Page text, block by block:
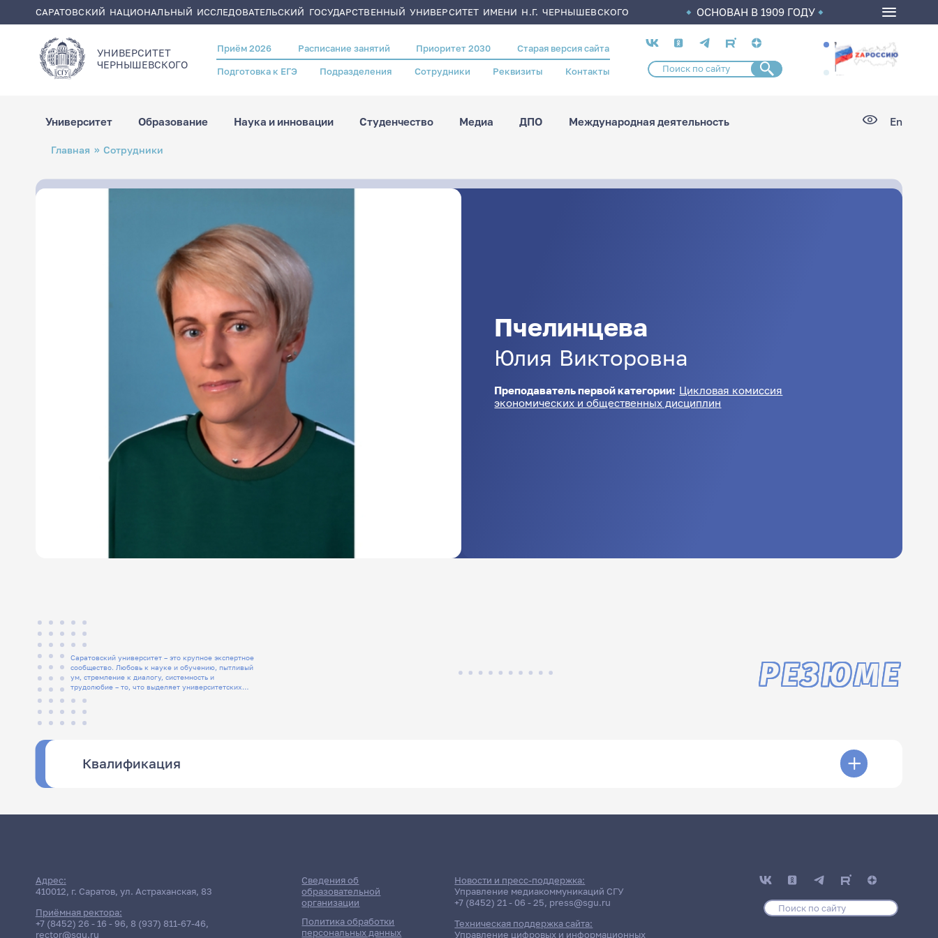
САРАТОВСКИЙ НАЦИОНАЛЬНЫЙ ИССЛЕДОВАТЕЛЬСКИЙ ГОСУДАРСТВЕННЫЙ УНИВЕРСИТЕТ ИМЕНИ Н.Г. ЧЕРНЫШЕВСКОГО ОСНОВАН В 1909 ГОДУ
УНИВЕРСИТЕТ
ЧЕРНЫШЕВСКОГO
Header
menu
Приём 2026 Расписание занятий Приоритет 2030 Старая версия сайта
Подготовка к ЕГЭ Подразделения Сотрудники Реквизиты Контакты
Социальные
сети
Университет Образование Наука и инновации Студенчество Медиа ДПО Международная деятельность En
Строка
навигации
Главная Сотрудники
Пчелинцева
Юлия Викторовна
Преподаватель первой категории: Цикловая комиссия
экономических и общественных дисциплин
Саратовский университет – это крупное экспертное
сообщество. Любовь к науке и обучению, пытливый
ум, стремление к диалогу, системность и
трудолюбие – то, что выделяет университетских
РЕЗЮМЕ
Квалификация
Адрес:
410012, г. Саратов, ул. Астраханская, 83
Приёмная ректора:
+7 (8452) 26 - 16 - 96, 8 (937) 811-67-46,
rector@sgu.ru
Сведения об
образовательной
организации
Политика обработки
персональных данных
Новости и пресс-поддержка:
Управление медиакоммуникаций СГУ
+7 (8452) 21 - 06 - 25, press@sgu.ru
Техническая поддержка сайта:
Управление цифровых и информационных